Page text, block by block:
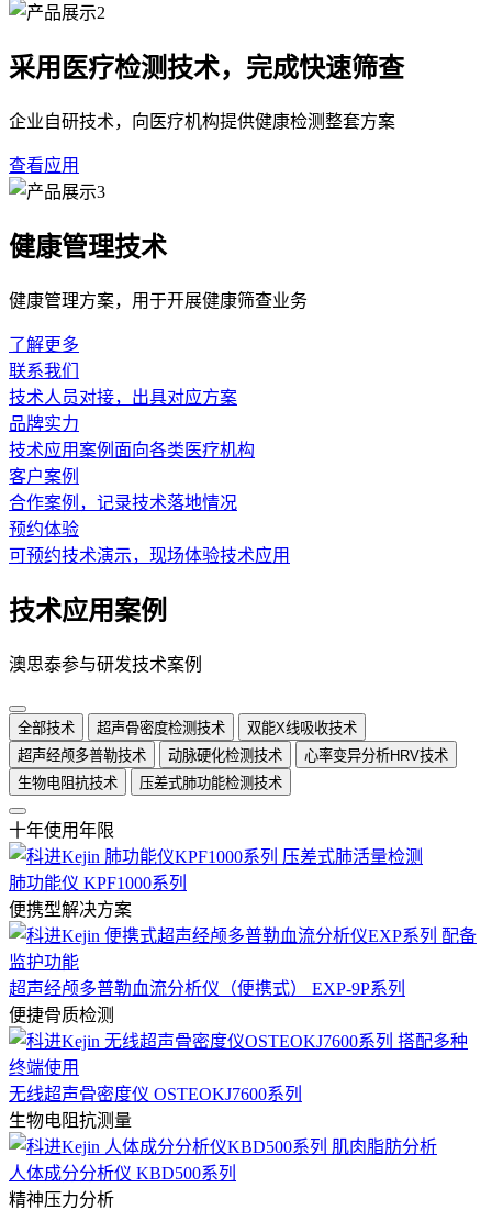
采用医疗检测技术，完成快速筛查
企业自研技术，向医疗机构提供健康检测整套方案
查看应用
健康管理技术
健康管理方案，用于开展健康筛查业务
了解更多
联系我们
技术人员对接，出具对应方案
品牌实力
技术应用案例面向各类医疗机构
客户案例
合作案例，记录技术落地情况
预约体验
可预约技术演示，现场体验技术应用
技术应用案例
澳思泰参与研发技术案例
全部技术 超声骨密度检测技术
双能X线吸收技术
超声经颅多普勒技术
动脉硬化检测技术
心率变异分析HRV技术
生物电阻抗技术
压差式肺功能检测技术
十年使用年限
肺功能仪 KPF1000系列
便携型解决方案
超声经颅多普勒血流分析仪（便携式） EXP-9P系列
便捷骨质检测
无线超声骨密度仪 OSTEOKJ7600系列
生物电阻抗测量
人体成分分析仪 KBD500系列
精神压力分析